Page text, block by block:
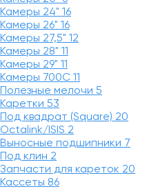
Камеры 24" 16
Камеры 26" 16
Камеры 27,5" 12
Камеры 28" 11
Камеры 29" 11
Камеры 700C 11
Полезные мелочи 5
Каретки 53
Под квадрат (Square) 20
Octalink/ISIS 2
Выносные подшипники 7
Под клин 2
Запчасти для кареток 20
Кассеты 86